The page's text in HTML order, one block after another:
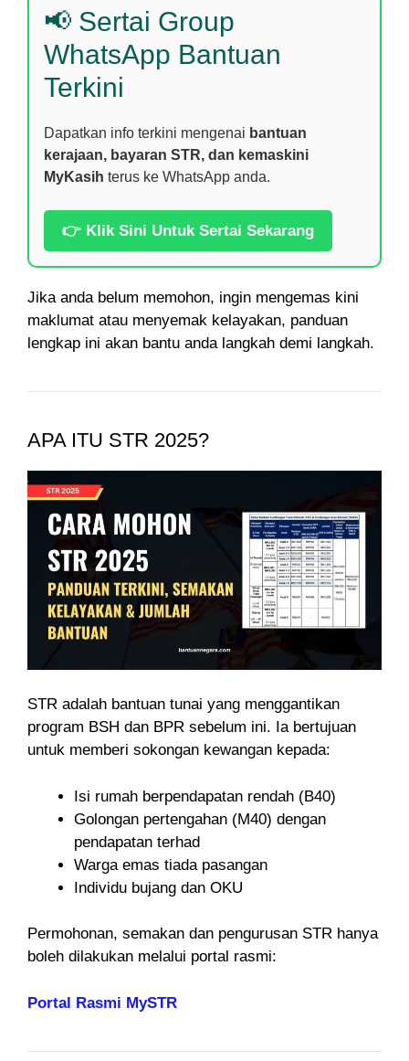
📢 Sertai Group
WhatsApp Bantuan
Terkini
Dapatkan info terkini mengenai bantuan
kerajaan, bayaran STR, dan kemaskini
MyKasih terus ke WhatsApp anda.
👉 Klik Sini Untuk Sertai Sekarang
Jika anda belum memohon, ingin mengemas kini
maklumat atau menyemak kelayakan, panduan
lengkap ini akan bantu anda langkah demi langkah.
APA ITU STR 2025?
STR adalah bantuan tunai yang menggantikan
program BSH dan BPR sebelum ini. Ia bertujuan
untuk memberi sokongan kewangan kepada:
Isi rumah berpendapatan rendah (B40)
Golongan pertengahan (M40) dengan
pendapatan terhad
Warga emas tiada pasangan
Individu bujang dan OKU
Permohonan, semakan dan pengurusan STR hanya
boleh dilakukan melalui portal rasmi:
Portal Rasmi MySTR